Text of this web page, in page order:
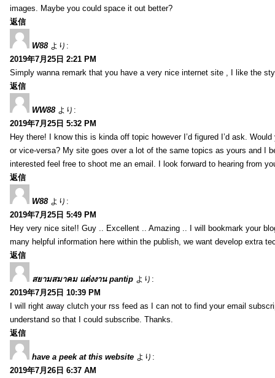
images. Maybe you could space it out better?
返信
W88 より:
2019年7月25日 2:21 PM
Simply wanna remark that you have a very nice internet site , I like the
返信
WW88 より:
2019年7月25日 5:32 PM
Hey there! I know this is kinda off topic however I’d figured I’d ask.
or vice-versa? My site goes over a lot of the same topics as yours and I
interested feel free to shoot me an email. I look forward to hearing from
返信
W88 より:
2019年7月25日 5:49 PM
Hey very nice site!! Guy .. Excellent .. Amazing .. I will bookmark your
many helpful information here within the publish, we want develop extra
返信
สยามสมาคม แต่งงาน pantip より:
2019年7月25日 10:39 PM
I will right away clutch your rss feed as I can not to find your email
understand so that I could subscribe. Thanks.
返信
have a peek at this website より:
2019年7月26日 6:37 AM